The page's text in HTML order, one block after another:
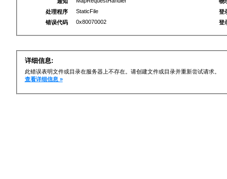
处理程序
StaticFile
错误代码
0x80070002
登
登
详细信息:
此错误表明文件或目录在服务器上不存在。请创建文件或目录并重新尝试请求。
查看详细信息 »